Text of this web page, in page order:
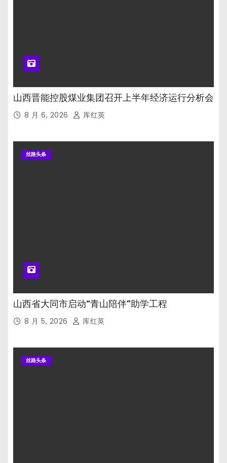
山西晋能控股煤业集团召开上半年经济运行分析会
8 月 6, 2026 厍红英
丝路头条
山西省大同市启动“青山陪伴”助学工程
8 月 5, 2026 厍红英
丝路头条